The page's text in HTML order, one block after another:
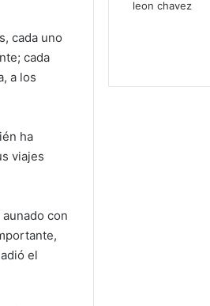
cada uno
cada
a los
ha
viajes
con
el